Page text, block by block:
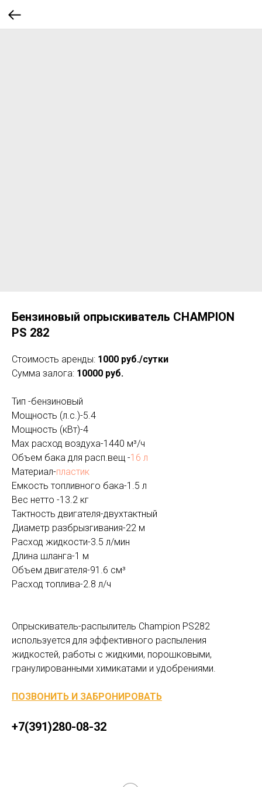
Бензиновый опрыскиватель CHAMPION
PS 282
Стоимость аренды: 1000 руб./сутки
Сумма залога: 10000 руб.
Тип -бензиновый
Мощность (л.с.)-5.4
Мощность (кВт)-4
Мах расход воздуха-1440 м³/ч
Объем бака для расп.вещ -16 л
Материал-пластик
Емкость топливного бака-1.5 л
Вес нетто -13.2 кг
Тактность двигателя-двухтактный
Диаметр разбрызгивания-22 м
Расход жидкости-3.5 л/мин
Длина шланга-1 м
Объем двигателя-91.6 см³
Расход топлива-2.8 л/ч
Опрыскиватель-распылитель Champion PS282
используется для эффективного распыления
жидкостей, работы с жидкими, порошковыми,
гранулированными химикатами и удобрениями.
ПОЗВОНИТЬ И ЗАБРОНИРОВАТЬ
+7(391)280-08-32